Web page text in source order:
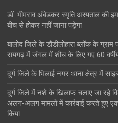
डॉ. भीमराव अंबेडकर स्मृति अस्पताल की
बीच से होकर नहीं जाना पड़ेगा
बालोद जिले के डौंडीलोहारा ब्लॉक के
रायगढ़ में जंगल में शौच के लिए गए 60
दुर्ग जिले के भिलाई नगर थाना क्षेत्र में
दुर्ग जिले में नशे के खिलाफ चलाए जा रहे
अलग-अलग मामलों में कार्रवाई करते हुए
किया